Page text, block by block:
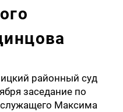
районный суд
заседание по
Максима